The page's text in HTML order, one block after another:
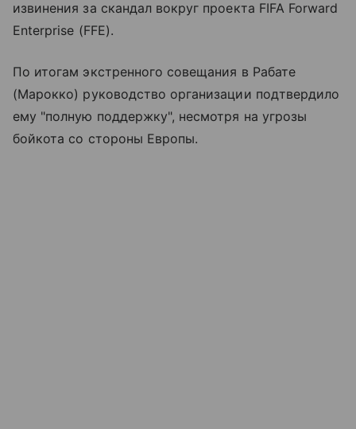
извинения за скандал вокруг проекта FIFA Forward
Enterprise (FFE).
По итогам экстренного совещания в Рабате
(Марокко) руководство организации подтвердило
ему "полную поддержку", несмотря на угрозы
бойкота со стороны Европы.